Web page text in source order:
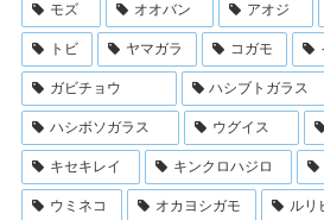
モズ オオバン アオジ
トビ ヤマガラ コガモ
ガビチョウ ハシブトガラス
ハシボソガラス ウグイス
キセキレイ キンクロハジロ
ウミネコ オカヨシガモ ルリ